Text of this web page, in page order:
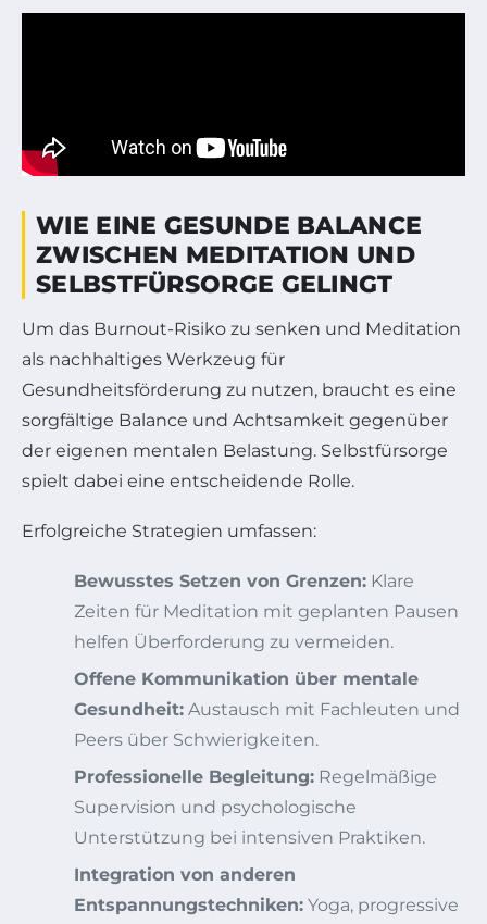
WIE EINE GESUNDE BALANCE
ZWISCHEN MEDITATION UND
SELBSTFÜRSORGE GELINGT
Um das Burnout-Risiko zu senken und Meditation
als nachhaltiges Werkzeug für
Gesundheitsförderung zu nutzen, braucht es eine
sorgfältige Balance und Achtsamkeit gegenüber
der eigenen mentalen Belastung. Selbstfürsorge
spielt dabei eine entscheidende Rolle.
Erfolgreiche Strategien umfassen:
Bewusstes Setzen von Grenzen: Klare
Zeiten für Meditation mit geplanten Pausen
helfen Überforderung zu vermeiden.
Offene Kommunikation über mentale
Gesundheit: Austausch mit Fachleuten und
Peers über Schwierigkeiten.
Professionelle Begleitung: Regelmäßige
Supervision und psychologische
Unterstützung bei intensiven Praktiken.
Integration von anderen
Entspannungstechniken: Yoga, progressive